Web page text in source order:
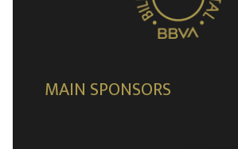
MAIN SPONSORS